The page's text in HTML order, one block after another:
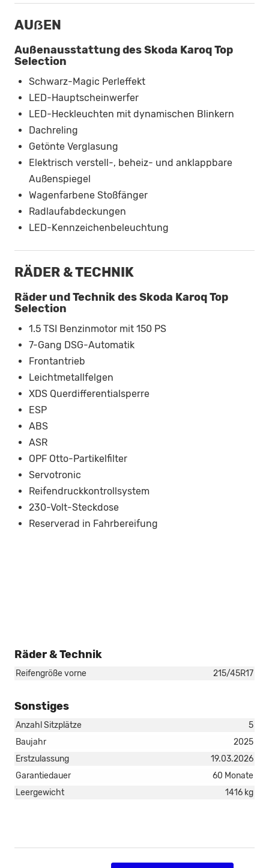
AUẞEN
Außenausstattung des Skoda Karoq Top
Selection
Schwarz-Magic Perleffekt
LED-Hauptscheinwerfer
LED-Heckleuchten mit dynamischen Blinkern
Dachreling
Getönte Verglasung
Elektrisch verstell-, beheiz- und anklappbare
Außenspiegel
Wagenfarbene Stoßfänger
Radlaufabdeckungen
LED-Kennzeichenbeleuchtung
RÄDER & TECHNIK
Räder und Technik des Skoda Karoq Top
Selection
1.5 TSI Benzinmotor mit 150 PS
7-Gang DSG-Automatik
Frontantrieb
Leichtmetallfelgen
XDS Querdifferentialsperre
ESP
ABS
ASR
OPF Otto-Partikelfilter
Servotronic
Reifendruckkontrollsystem
230-Volt-Steckdose
Reserverad in Fahrbereifung
Räder & Technik
Reifengröße vorne 215/45R17
Sonstiges
Anzahl Sitzplätze
5
Baujahr
2025
Erstzulassung
19.03.2026
Garantiedauer
60 Monate
Leergewicht
1416 kg